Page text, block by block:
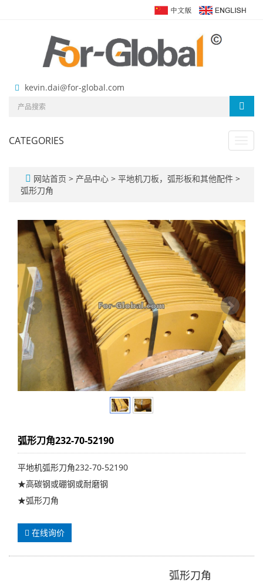
kevin.dai@for-global.com
CATEGORIES
网站首页 > 产品中心 > 平地机刀板，弧形板和其他配件 >
弧形刀角
弧形刀角232-70-52190
平地机弧形刀角232-70-52190
★高碳钢或硼钢或耐磨钢
★弧形刀角
在线询价
弧形刀角